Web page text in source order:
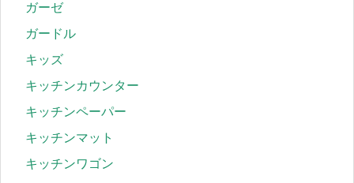
ガーゼ
ガードル
キッズ
キッチンカウンター
キッチンペーパー
キッチンマット
キッチンワゴン